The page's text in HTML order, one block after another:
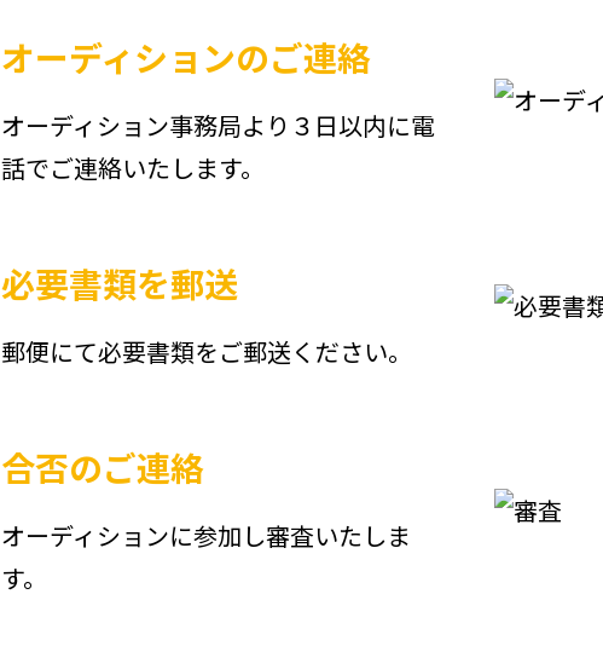
オーディションのご連絡
オーディション事務局より３日以内に電
話でご連絡いたします。
必要書類を郵送
郵便にて必要書類をご郵送ください。
合否のご連絡
オーディションに参加し審査いたしま
す。